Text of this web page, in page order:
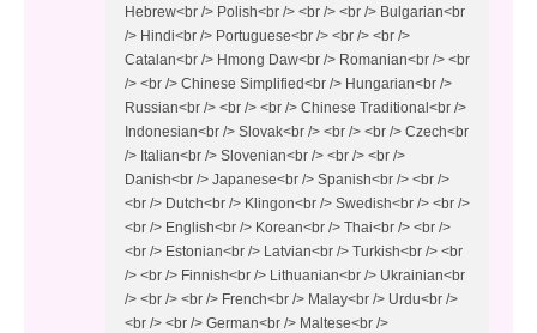
Hebrew<br /> Polish<br /> <br /> <br /> Bulgarian<br
/> Hindi<br /> Portuguese<br /> <br /> <br />
Catalan<br /> Hmong Daw<br /> Romanian<br /> <br
/> <br /> Chinese Simplified<br /> Hungarian<br />
Russian<br /> <br /> <br /> Chinese Traditional<br />
Indonesian<br /> Slovak<br /> <br /> <br /> Czech<br
/> Italian<br /> Slovenian<br /> <br /> <br />
Danish<br /> Japanese<br /> Spanish<br /> <br />
<br /> Dutch<br /> Klingon<br /> Swedish<br /> <br />
<br /> English<br /> Korean<br /> Thai<br /> <br />
<br /> Estonian<br /> Latvian<br /> Turkish<br /> <br
/> <br /> Finnish<br /> Lithuanian<br /> Ukrainian<br
/> <br /> <br /> French<br /> Malay<br /> Urdu<br />
<br /> <br /> German<br /> Maltese<br />